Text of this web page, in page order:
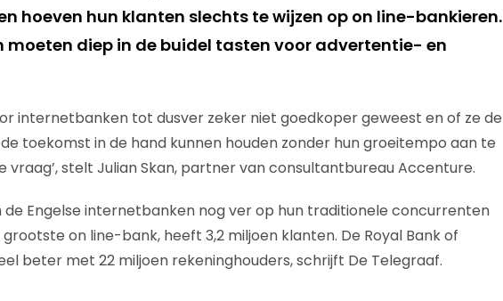
hoeven hun klanten slechts te wijzen op on line-bankieren.
moeten diep in de buidel tasten voor advertentie- en
internetbanken tot dusver zeker niet goedkoper geweest en of ze de
toekomst in de hand kunnen houden zonder hun groeitempo aan te
vraag’, stelt Julian Skan, partner van consultantbureau Accenture.
Engelse internetbanken nog ver op hun traditionele concurrenten
on line-bank, heeft 3,2 miljoen klanten. De Royal Bank of
beter met 22 miljoen rekeninghouders, schrijft De Telegraaf.